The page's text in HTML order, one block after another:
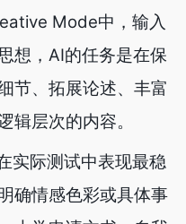
Mode中，输入
想，AI的任务是在保
节、拓展论述、丰富
辑层次的内容。
实际测试中表现最稳
确情感色彩或具体事